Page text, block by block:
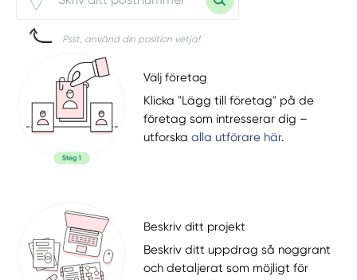
Psst, använd din position vetja!
Välj företag
Klicka "Lägg till företag" på de
företag som intresserar dig –
utforskaalla utförare här.
Beskriv ditt projekt
Beskriv ditt uppdrag så noggrant
och detaljerat som möjligt för